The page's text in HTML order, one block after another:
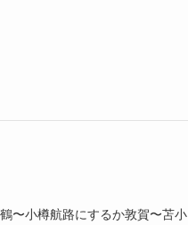
〜小樽航路にするか敦賀〜苫小